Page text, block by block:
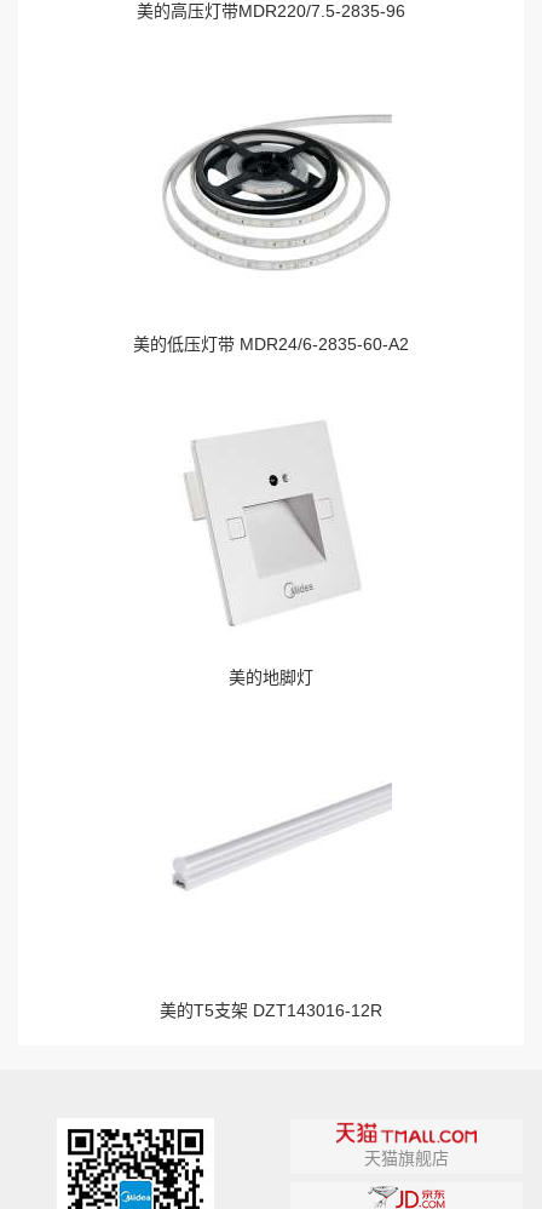
美的高压灯带MDR220/7.5-2835-96
美的低压灯带 MDR24/6-2835-60-A2
美的地脚灯
美的T5支架 DZT143016-12R
天猫旗舰店